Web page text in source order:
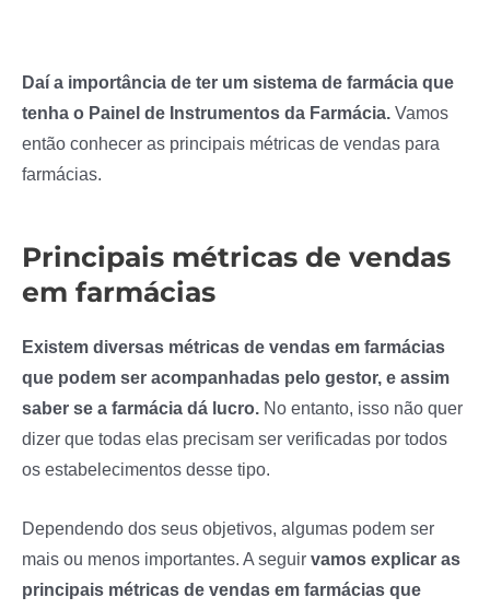
Daí a importância de ter um sistema de farmácia que
tenha o Painel de Instrumentos da Farmácia. Vamos
então conhecer as principais métricas de vendas para
farmácias.
Principais métricas de vendas
em farmácias
Existem diversas métricas de vendas em farmácias
que podem ser acompanhadas pelo gestor, e assim
saber se a farmácia dá lucro. No entanto, isso não quer
dizer que todas elas precisam ser verificadas por todos
os estabelecimentos desse tipo.
Dependendo dos seus objetivos, algumas podem ser
mais ou menos importantes. A seguir vamos explicar as
principais métricas de vendas em farmácias que